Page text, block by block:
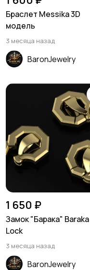
Браслет Messika 3D
модель
3 месяца назад
BaronJewelry
1 650 ₽
Замок "Барака" Baraka
Lock
3 месяца назад
BaronJewelry